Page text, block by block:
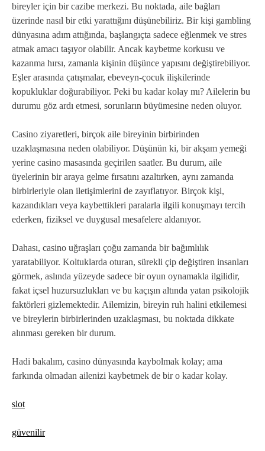
bireyler için bir cazibe merkezi. Bu noktada, aile bağları
üzerinde nasıl bir etki yarattığını düşünebiliriz. Bir kişi gambling
dünyasına adım attığında, başlangıçta sadece eğlenmek ve stres
atmak amacı taşıyor olabilir. Ancak kaybetme korkusu ve
kazanma hırsı, zamanla kişinin düşünce yapısını değiştirebiliyor.
Eşler arasında çatışmalar, ebeveyn-çocuk ilişkilerinde
kopukluklar doğurabiliyor. Peki bu kadar kolay mı? Ailelerin bu
durumu göz ardı etmesi, sorunların büyümesine neden oluyor.
Casino ziyaretleri, birçok aile bireyinin birbirinden
uzaklaşmasına neden olabiliyor. Düşünün ki, bir akşam yemeği
yerine casino masasında geçirilen saatler. Bu durum, aile
üyelerinin bir araya gelme fırsatını azaltırken, aynı zamanda
birbirleriyle olan iletişimlerini de zayıflatıyor. Birçok kişi,
kazandıkları veya kaybettikleri paralarla ilgili konuşmayı tercih
ederken, fiziksel ve duygusal mesafelere aldanıyor.
Dahası, casino uğraşları çoğu zamanda bir bağımlılık
yaratabiliyor. Koltuklarda oturan, sürekli çip değiştiren insanları
görmek, aslında yüzeyde sadece bir oyun oynamakla ilgilidir,
fakat içsel huzursuzlukları ve bu kaçışın altında yatan psikolojik
faktörleri gizlemektedir. Ailemizin, bireyin ruh halini etkilemesi
ve bireylerin birbirlerinden uzaklaşması, bu noktada dikkate
alınması gereken bir durum.
Hadi bakalım, casino dünyasında kaybolmak kolay; ama
farkında olmadan ailenizi kaybetmek de bir o kadar kolay.
slot
güvenilir